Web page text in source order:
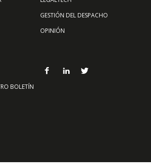
GESTIÓN DEL DESPACHO
OPINIÓN
BOLETÍN